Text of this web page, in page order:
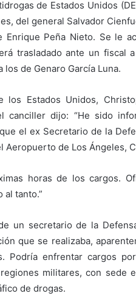
de Estados Unidos
del general Salvador
Peña Nieto. Se le
trasladado ante un fiscal
de Genaro García Luna.
Estados Unidos,
canciller dijo: “He sido
el ex Secretario de la
Aeropuerto de Los Ángeles,
horas de los cargos.
al tanto.”
un secretario de la
que se realizaba,
Podría enfrentar cargos
militares, con sede
de drogas.